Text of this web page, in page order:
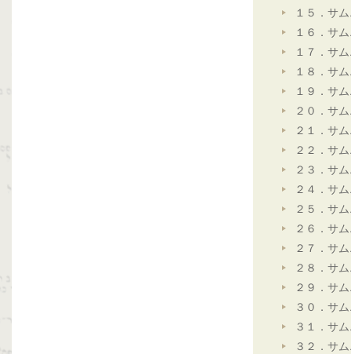
１５．サ
１６．サ
１７．サ
１８．サ
１９．サ
２０．サ
２１．サ
２２．サ
２３．サ
２４．サ
２５．サ
２６．サ
２７．サ
２８．サ
２９．サ
３０．サ
３１．サ
３２．サ